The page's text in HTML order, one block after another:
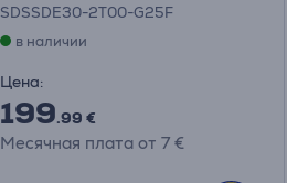
SDSSDE30-2T00-G25F
в наличии
Цена:
199.99 €
Месячная плата от 7 €